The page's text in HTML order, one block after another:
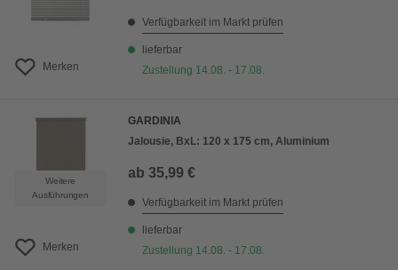
Merken
Verfügbarkeit im Markt prüfen
lieferbar
Zustellung 14.08. - 17.08.
Weitere
Ausführungen
Merken
GARDINIA
Jalousie, BxL: 120 x 175 cm, Aluminium
ab 35,99 €
Verfügbarkeit im Markt prüfen
lieferbar
Zustellung 14.08. - 17.08.